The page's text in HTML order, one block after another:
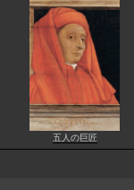
五人の巨匠